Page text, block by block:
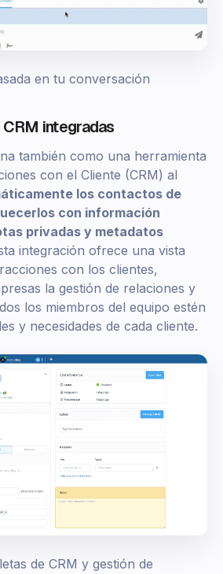
en tu conversación
integradas
también como una herramienta
con el Cliente (CRM) al
los contactos de
con información
privadas y metadatos
integración ofrece una vista
con los clientes,
la gestión de relaciones y
los miembros del equipo estén
y necesidades de cada cliente.
de CRM y gestión de